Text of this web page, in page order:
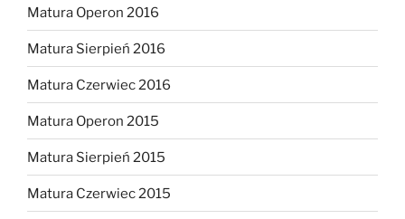
Matura Operon 2016
Matura Sierpień 2016
Matura Czerwiec 2016
Matura Operon 2015
Matura Sierpień 2015
Matura Czerwiec 2015